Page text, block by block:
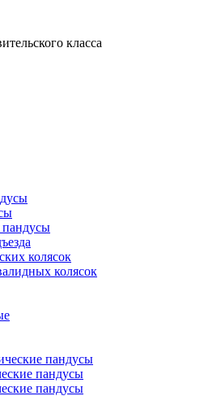
класса
колясок
колясок
пандусы
пандусы
пандусы